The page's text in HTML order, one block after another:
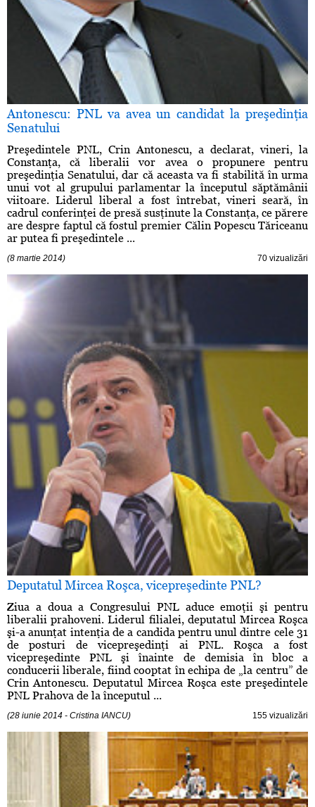
Antonescu: PNL va avea un candidat la preşedinţia
Senatului
Preşedintele PNL, Crin Antonescu, a declarat, vineri, la
Constanţa, că liberalii vor avea o propunere pentru
preşedinţia Senatului, dar că aceasta va fi stabilită în urma
unui vot al grupului parlamentar la începutul săptămânii
viitoare. Liderul liberal a fost întrebat, vineri seară, în
cadrul conferinţei de presă susţinute la Constanţa, ce părere
are despre faptul că fostul premier Călin Popescu Tăriceanu
ar putea fi preşedintele ...
(8 martie 2014) 70 vizualizări
Deputatul Mircea Roşca, vicepreşedinte PNL?
Ziua a doua a Congresului PNL aduce emoţii şi pentru
liberalii prahoveni. Liderul filialei, deputatul Mircea Roşca
şi-a anunţat intenţia de a candida pentru unul dintre cele 31
de posturi de vicepreşedinţi ai PNL. Roşca a fost
vicepreşedinte PNL şi înainte de demisia în bloc a
conducerii liberale, fiind cooptat în echipa de „la centru” de
Crin Antonescu. Deputatul Mircea Roşca este preşedintele
PNL Prahova de la începutul ...
(28 iunie 2014 - Cristina IANCU) 155 vizualizări